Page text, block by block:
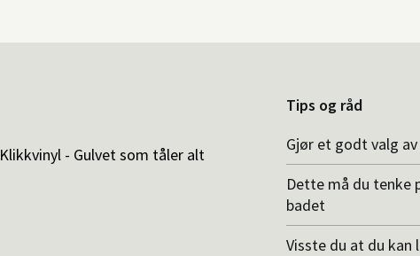
Klikkvinyl - Gulvet som tåler alt
Tips og råd
Gjør et godt valg
Dette må du tenke
badet
Visste du at du kan